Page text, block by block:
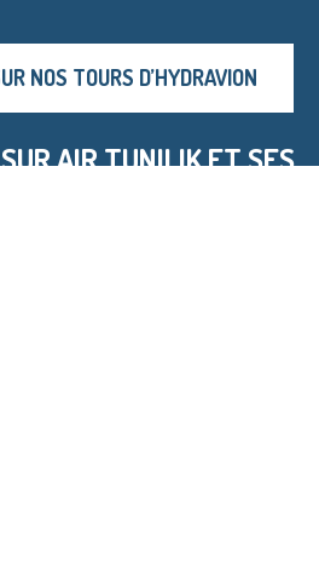
NOS TOURS D’HYDRAVION
AIR TUNILIK ET SES